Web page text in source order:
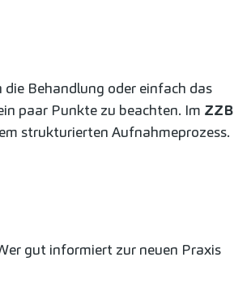
Behandlung oder einfach das
paar Punkte zu beachten. Im ZZB
strukturierten Aufnahmeprozess.
gut informiert zur neuen Praxis